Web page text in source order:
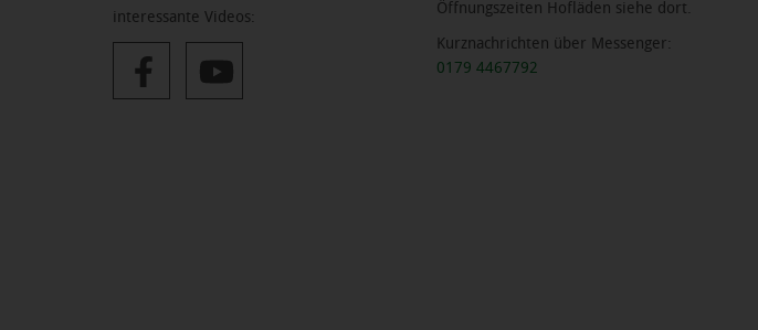
interessante Videos:
Öffnungszeiten Hofläden siehe dort.
Kurznachrichten über Messenger:
0179 4467792